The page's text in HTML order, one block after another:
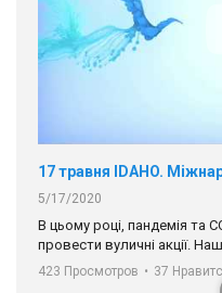
5/17/2020
В цьому році, пандемія та
провести вуличні акції.
навіть коли ми у різних
разом. Ми закликаємо всіх
423 Просмотров • 37